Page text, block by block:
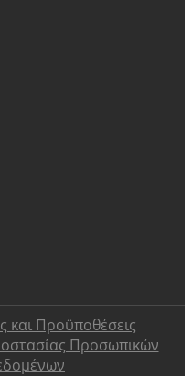
και Προϋποθέσεις
Προσωπικών